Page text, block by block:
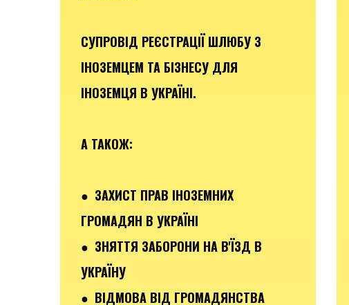
СУПРОВІД РЕЄСТРАЦІЇ ШЛЮБУ З
ІНОЗЕМЦЕМ ТА БІЗНЕСУ ДЛЯ
ІНОЗЕМЦЯ В УКРАЇНІ.
А ТАКОЖ:
● ЗАХИСТ ПРАВ ІНОЗЕМНИХ
ГРОМАДЯН В УКРАЇНІ
● ЗНЯТТЯ ЗАБОРОНИ НА В'ЇЗД В
УКРАЇНУ
● ВІДМОВА ВІД ГРОМАДЯНСТВА